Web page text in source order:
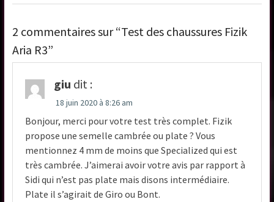
2 commentaires sur “Test des chaussures Fizik
Aria R3”
giu dit :
18 juin 2020 à 8:26 am
Bonjour, merci pour votre test très complet. Fizik
propose une semelle cambrée ou plate ? Vous
mentionnez 4 mm de moins que Specialized qui est
très cambrée. J’aimerai avoir votre avis par rapport à
Sidi qui n’est pas plate mais disons intermédiaire.
Plate il s’agirait de Giro ou Bont.